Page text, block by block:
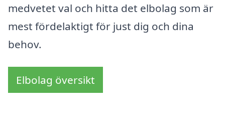
medvetet val och hitta det elbolag som är
mest fördelaktigt för just dig och dina
behov.
Elbolag översikt